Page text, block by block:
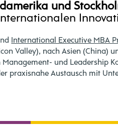
und
International Executive MBA
Valley), nach Asien (China)
und Leadership
praxisnahe Austausch mit